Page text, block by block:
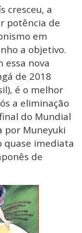
cresceu, a
potência de
em
a objetivo.
essa nova
de 2018
é o melhor
a eliminação
do Mundial
por Muneyuki
quase imediata
de